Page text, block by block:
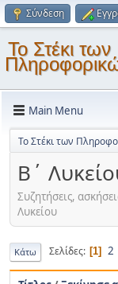
Σύνδεση
Το Στέκι των
Main Menu
Το Στέκι των
Β΄
Συζητήσεις,
Λυκείου
Κάτω Σελίδες 1 2